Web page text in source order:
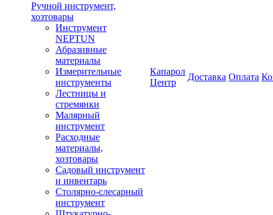
Ручной инструмент,
хозтовары
Инструмент
NEPTUN
Абразивные
материалы
Измерительные
инструменты
Лестницы и
стремянки
Малярный
инструмент
Расходные
материалы,
хозтовары
Садовый инструмент
и инвентарь
Столярно-слесарный
инструмент
Капарол
Центр
Доставка Оплата